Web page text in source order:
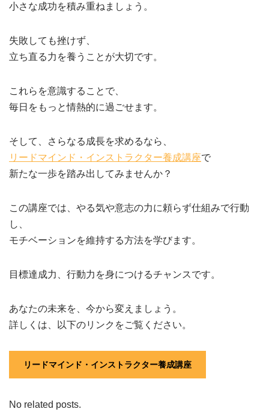
小さな成功を積み重ねましょう。
失敗しても挫けず、
立ち直る力を養うことが大切です。
これらを意識することで、
毎日をもっと情熱的に過ごせます。
そして、さらなる成長を求めるなら、
リードマインド・インストラクター養成講座で
新たな一歩を踏み出してみませんか？
この講座では、やる気や意志の力に頼らず仕組みで行動
し、
モチベーションを維持する方法を学びます。
目標達成力、行動力を身につけるチャンスです。
あなたの未来を、今から変えましょう。
詳しくは、以下のリンクをご覧ください。
リードマインド・インストラクター養成講座
No related posts.